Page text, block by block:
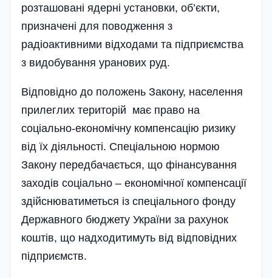
розташовані ядерні установки, об’єкти,
призначені для поводження з
радіоактивними відходами та підприємства
з видобування уранових руд.
Відповідно до положень Закону, населення
прилеглих територій має право на
соціально-економічну компенсацію ризику
від їх діяльності. Спеціальною нормою
Закону передбачається, що фінансування
заходів соціально – економічної компенсації
здійснюватиметься із спеціального фонду
Державного бюджету України за рахунок
коштів, що надходитимуть від відповідних
підприємств.